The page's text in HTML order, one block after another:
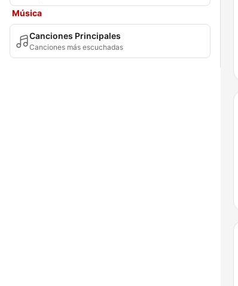
Música
Canciones Principales
Canciones más escuchadas